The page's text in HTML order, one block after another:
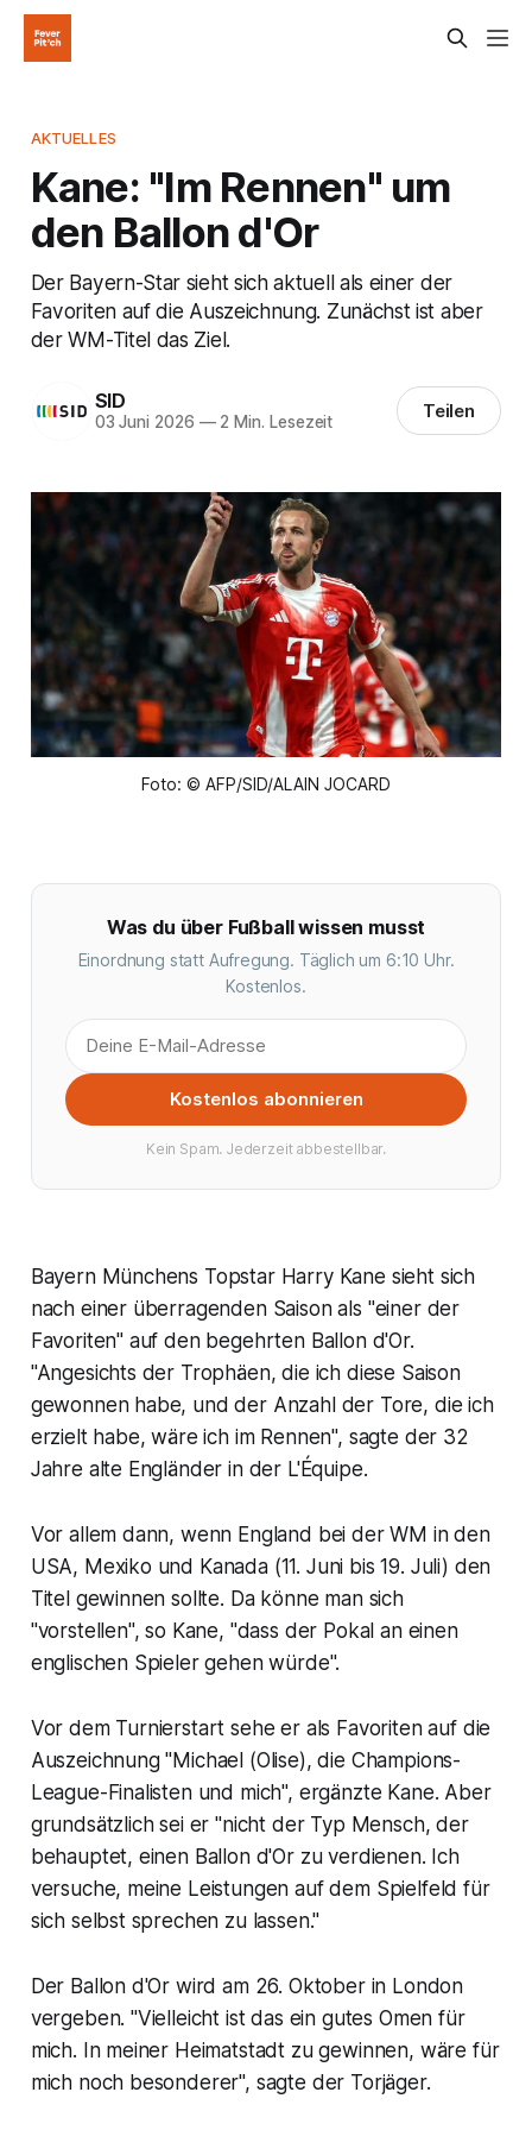
AKTUELLES
Kane: "Im Rennen" um
den Ballon d'Or
Der Bayern-Star sieht sich aktuell als einer der
Favoriten auf die Auszeichnung. Zunächst ist aber
der WM-Titel das Ziel.
SID
03 Juni 2026 —2 Min. Lesezeit Teilen
Foto: © AFP/SID/ALAIN JOCARD
Was du über Fußball wissen musst
Einordnung statt Aufregung. Täglich um 6:10 Uhr.
Kostenlos.
Kostenlos abonnieren
Kein Spam. Jederzeit abbestellbar.
Bayern Münchens Topstar Harry Kane sieht sich
nach einer überragenden Saison als "einer der
Favoriten" auf den begehrten Ballon d'Or.
"Angesichts der Trophäen, die ich diese Saison
gewonnen habe, und der Anzahl der Tore, die ich
erzielt habe, wäre ich im Rennen", sagte der 32
Jahre alte Engländer in der L'Équipe.
Vor allem dann, wenn England bei der WM in den
USA, Mexiko und Kanada (11. Juni bis 19. Juli) den
Titel gewinnen sollte. Da könne man sich
"vorstellen", so Kane, "dass der Pokal an einen
englischen Spieler gehen würde".
Vor dem Turnierstart sehe er als Favoriten auf die
Auszeichnung "Michael (Olise), die Champions-
League-Finalisten und mich", ergänzte Kane. Aber
grundsätzlich sei er "nicht der Typ Mensch, der
behauptet, einen Ballon d'Or zu verdienen. Ich
versuche, meine Leistungen auf dem Spielfeld für
sich selbst sprechen zu lassen."
Der Ballon d'Or wird am 26. Oktober in London
vergeben. "Vielleicht ist das ein gutes Omen für
mich. In meiner Heimatstadt zu gewinnen, wäre für
mich noch besonderer", sagte der Torjäger.